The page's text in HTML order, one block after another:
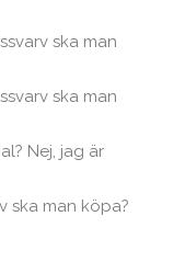
ska man
ska man
Nej, jag är
ska man köpa?